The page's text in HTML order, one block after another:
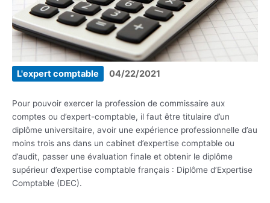
L'expert comptable 04/22/2021
Pour pouvoir exercer la profession de commissaire aux
comptes ou d’expert-comptable, il faut être titulaire d’un
diplôme universitaire, avoir une expérience professionnelle d’au
moins trois ans dans un cabinet d’expertise comptable ou
d’audit, passer une évaluation finale et obtenir le diplôme
supérieur d’expertise comptable français : Diplôme d’Expertise
Comptable (DEC).